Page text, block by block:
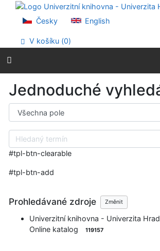
Přejít na obsah
Přejít na menu
Prohlášení o webové přístupnosti
Česky English
V košíku (0)
Jednoduché
Výběr vyhledávacího kritéria
Hledaný termín
#tpl-btn-clearable
#tpl-btn-add
Prohledávané zdroje Změnit
Univerzitní knihovna - Univerzita
Online katalog
119157